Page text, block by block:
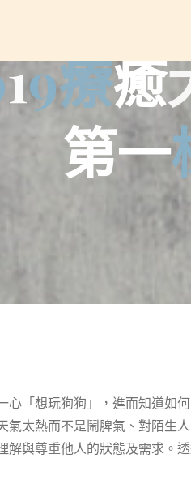
19療癒
第一
心「想玩狗狗」，進而知道如
氣太熱而不是鬧脾氣、對陌生
解與尊重他人的狀態及需求。